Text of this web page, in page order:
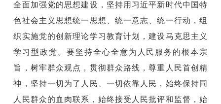
全面加强党的思想建设，坚持用习近平新时代中国特
色社会主义思想统一思想、统一意志、统一行动，组
织实施党的创新理论学习教育计划，建设马克思主义
学习型政党。要坚持全心全意为人民服务的根本宗
旨，树牢群众观点，贯彻群众路线，尊重人民首创精
神，坚持一切为了人民、一切依靠人民，始终保持同
人民群众的血肉联系，始终接受人民批评和监督，始